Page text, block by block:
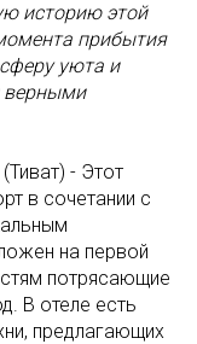
историю этой
прибытия
уюта и
верными
(Тиват) - Этот
в сочетании с
на первой
потрясающие
В отеле есть
предлагающих